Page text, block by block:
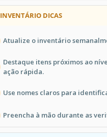
INVENTÁRIO DICAS
Atualize o inventário
Destaque itens próximos ao
ação rápida.
Use nomes claros para
Preencha à mão durante as